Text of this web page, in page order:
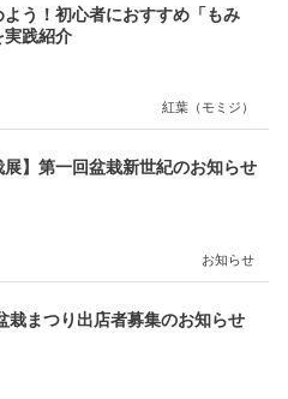
よう！初心者におすすめ「もみ
実践紹介
紅葉（モミジ）
展】第一回盆栽新世紀のお知らせ
お知らせ
栽まつり出店者募集のお知らせ